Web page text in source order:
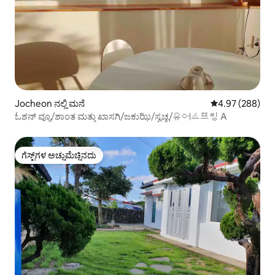
Jocheon ನಲ್ಲಿ ಮನೆ 5 ರಲ್ಲಿ 4.97
4.97 (288)
ಓಶನ್ ವ್ಯೂ/ಶಾಂತ ಮತ್ತು ಖಾಸಗಿ/ಜಕುಝಿ/ಸ್ವಚ್ಛ/유어스프링 A
ಗೆಸ್ಟ್‌ಗಳ ಅಚ್ಚುಮೆಚ್ಚಿನದು
ಗೆಸ್ಟ್‌ಗಳ ಅಚ್ಚುಮೆಚ್ಚಿನದು